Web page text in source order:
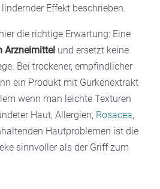
Effekt beschrieben.
die richtige Erwartung: Eine
Arzneimittel und ersetzt keine
Bei trockener, empfindlicher
ein Produkt mit Gurkenextrakt
wenn man leichte Texturen
Haut, Allergien, Rosacea,
Hautproblemen ist die
sinnvoller als der Griff zum